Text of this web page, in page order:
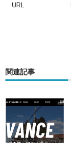
URL
関連記事